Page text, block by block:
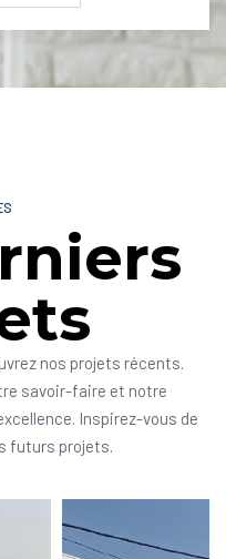
nos projets récents.
savoir-faire et notre
Inspirez-vous de
futurs projets.